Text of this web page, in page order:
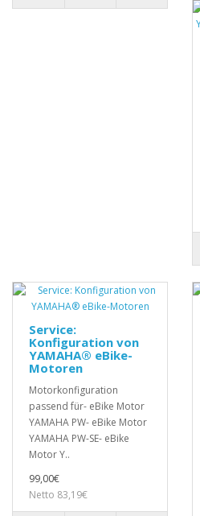
Service:
Konfiguration von
YAMAHA® eBike-
Motoren
Motorkonfiguration
passend für- eBike Motor
YAMAHA PW- eBike Motor
YAMAHA PW-SE- eBike
Motor Y..
99,00€
Netto 83,19€